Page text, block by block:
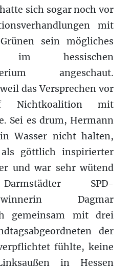
sich sogar noch vor
mit
sein mögliches
im hessischen
angeschaut.
das Versprechen vor
mit
Sei es drum, Hermann
Wasser nicht halten,
göttlich inspirierter
und war sehr wütend
SPD-
Dagmar
gemeinsam mit drei
der
fühlte, keine
in Hessen